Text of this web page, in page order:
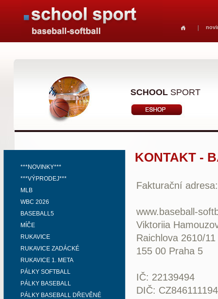
SCHOOL SPORT
***NOVINKY***
***VÝPRODEJ***
MLB
WBC 2026
BASEBALL5
MÍČE
RUKAVICE
RUKAVICE ZADÁCKÉ
RUKAVICE 1. META
PÁLKY SOFTBALL
PÁLKY BASEBALL
PÁLKY BASEBALL DŘEVĚNÉ
KONTAKT -
Fakturační adresa:
www.baseball-
Viktoriia
Raichlova 2610/11
155 00 Praha 5
IČ: 22139494
DIČ: